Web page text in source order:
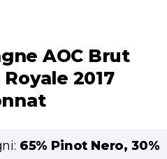
AOC Brut
2017
65% Pinot Nero, 30%